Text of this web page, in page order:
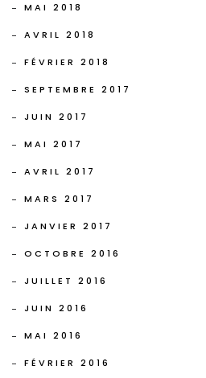
MAI 2018
AVRIL 2018
FÉVRIER 2018
SEPTEMBRE 2017
JUIN 2017
MAI 2017
AVRIL 2017
MARS 2017
JANVIER 2017
OCTOBRE 2016
JUILLET 2016
JUIN 2016
MAI 2016
FÉVRIER 2016